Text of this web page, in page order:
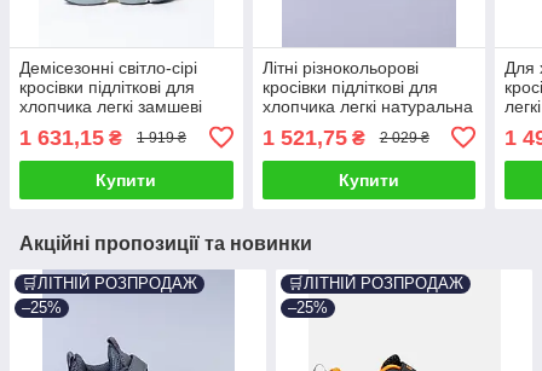
Демісезонні світло-сірі
кросівки підліткові для
хлопчика легкі замшеві
1 631,15 ₴ 1 919 ₴
Купити
Літні різнокольорові
кросівки підліткові для
хлопчика легкі натуральна
1 521,75₴ 2 029 ₴
Купити
Для
1
Акційні пропозиції та новинки
🛒ЛІТНІЙ РОЗПРОДАЖ
–25%
🛒ЛІТНІЙ РОЗПРОДАЖ
–25%